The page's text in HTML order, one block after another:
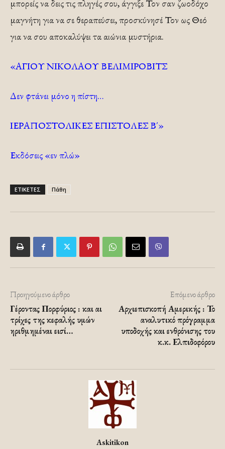
μπορείς να δεις τις πληγές σου, άγγιξε Τον σαν ζωοδόχο
μαγνήτη για να σε θεραπεύσει, προσκύνησέ Τον ως Θεό
για να σου αποκαλύψει τα αιώνια μυστήρια.
«ΑΓΙΟΥ ΝΙΚΟΛΑΟΥ ΒΕΛΙΜΙΡΟΒΙΤΣ
Δεν φτάνει μόνο η πίστη…
ΙΕΡΑΠΟΣΤΟΛΙΚΕΣ ΕΠΙΣΤΟΛΕΣ Β΄»
Εκδόσεις «εν πλώ»
ΕΤΙΚΕΤΕΣ Πάθη
Προηγούμενο άρθρο
Γέροντας Πορφύριος : και αι
τρίχες της κεφαλής υμών
ηριθμημέναι εισί…
Επόμενο άρθρο
Αρχιεπισκοπή Αμερικής : Το
αναλυτικό πρόγραμμα
υποδοχής και ενθρόνισης του
κ.κ. Ελπιδοφόρου
Askitikon